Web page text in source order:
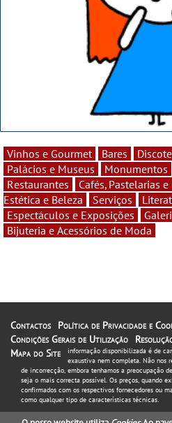
Vinhos e Gourmet Bares
Palácios e Museus
Monumentos
Restaurantes
Cafés, Pastelarias
Estética e Beleza
Serviços
Espectáculos e Exposições
Bijuteria e Acessórios de Moda
Contactos
Política de Privacidade e
Condições Gerais de Utilização
Mapa do Site
informação disponibilizada é de
exaustiva nem completa. Não nos
de incorrecção, embora tenhamos a preocupação
seja o mais correcta possível. Os preços, quando
confirmados com os respectivos fornecedores ou
como qualquer tipo de características técnicas.